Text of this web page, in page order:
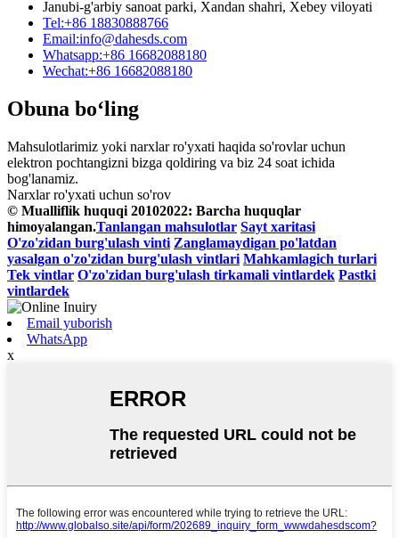
Janubi-g'arbiy sanoat parki, Xandan shahri, Xebey viloyati
Tel:+86 18830888766
Email:info@dahesds.com
Whatsapp:+86 16682088180
Wechat:+86 16682088180
Obuna bo‘ling
Mahsulotlarimiz yoki narxlar ro'yxati haqida so'rovlar uchun
elektron pochtangizni bizga qoldiring va biz 24 soat ichida
bog'lanamiz.
Narxlar ro'yxati uchun so'rov
© Mualliflik huquqi 20102022: Barcha huquqlar
himoyalangan.Tanlangan mahsulotlar Sayt xaritasi
O'zo'zidan burg'ulash vinti Zanglamaydigan po'latdan
yasalgan o'zo'zidan burg'ulash vintlari Mahkamlagich turlari
Tek vintlar O'zo'zidan burg'ulash tirkamali vintlardek Pastki
vintlardek
Email yuborish
WhatsApp
x